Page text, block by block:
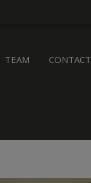
TEAM CONTACT